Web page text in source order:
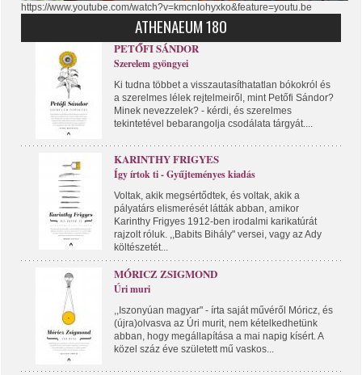
https://www.youtube.com/watch?v=kmcnIohyxko&feature=youtu.be
ATHENAEUM 180
PETŐFI SÁNDOR
Szerelem gyöngyei
Ki tudna többet a visszautasíthatatlan bókokról és
a szerelmes lélek rejtelmeiről, mint Petőfi Sándor?
Minek nevezzelek? - kérdi, és szerelmes
tekintetével bebarangolja csodálata tárgyát....
KARINTHY FRIGYES
Így írtok ti - Gyűjteményes kiadás
Voltak, akik megsértődtek, és voltak, akik a
pályatárs elismerését látták abban, amikor
Karinthy Frigyes 1912-ben irodalmi karikatúrát
rajzolt róluk. ,,Babits Bihály" versei, vagy az Ady
költészetét...
MÓRICZ ZSIGMOND
Úri muri
,,Iszonyúan magyar" - írta saját művéről Móricz, és
(újra)olvasva az Úri murit, nem kételkedhetünk
abban, hogy megállapítása a mai napig kísért. A
közel száz éve született mű vaskos...